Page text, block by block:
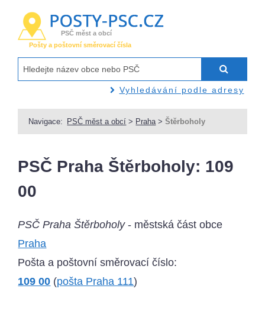
PSČ měst a obcí
Pošty a poštovní směrovací čísla
Vyhledávání podle adresy
Navigace: PSČ měst a obcí > Praha >Štěrboholy
PSČ Praha Štěrboholy: 109
00
PSČ Praha Štěrboholy- městská část obce
Praha
Pošta a poštovní směrovací číslo:
109 00 (pošta Praha 111)